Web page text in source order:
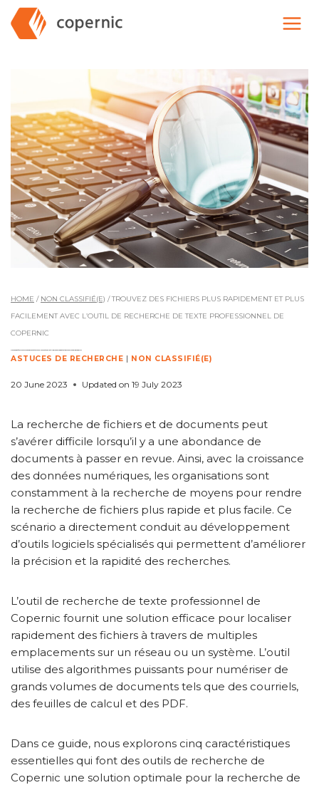
Skip
content
HOME / NON CLASSIFIÉ(E) / TROUVEZ DES FICHIERS PLUS RAPIDEMENT ET PLUS
FACILEMENT AVEC L’OUTIL DE RECHERCHE DE TEXTE PROFESSIONNEL DE
COPERNIC
Trouvez des fichiers plus rapidement et plus facilement avec l’outil de recherche de texte professionnel de Copernic
ASTUCES DE RECHERCHE | NON CLASSIFIÉ(E)
20 June 2023 Updated on 19 July 2023
La recherche de fichiers et de documents peut
s’avérer difficile lorsqu’il y a une abondance de
documents à passer en revue. Ainsi, avec la croissance
des données numériques, les organisations sont
constamment à la recherche de moyens pour rendre
la recherche de fichiers plus rapide et plus facile. Ce
scénario a directement conduit au développement
d’outils logiciels spécialisés qui permettent d’améliorer
la précision et la rapidité des recherches.
L’outil de recherche de texte professionnel de
Copernic fournit une solution efficace pour localiser
rapidement des fichiers à travers de multiples
emplacements sur un réseau ou un système. L’outil
utilise des algorithmes puissants pour numériser de
grands volumes de documents tels que des courriels,
des feuilles de calcul et des PDF.
Dans ce guide, nous explorons cinq caractéristiques
essentielles qui font des outils de recherche de
Copernic une solution optimale pour la recherche de